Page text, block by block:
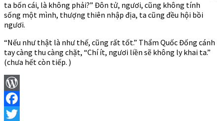
ta bốn cái, là không phải?” Đôn tử, ngươi, cũng không tính
sống một mình, thượng thiên nhập địa, ta cũng đều hội bồi
ngươi.
“Nếu như thật là như thế, cũng rất tốt.” Thẩm Quốc Đống cánh
tay càng thu càng chặt, “Chí ít, ngươi liền sẽ không ly khai ta.”
(chưa hết còn tiếp. )
WordPress
Facebook